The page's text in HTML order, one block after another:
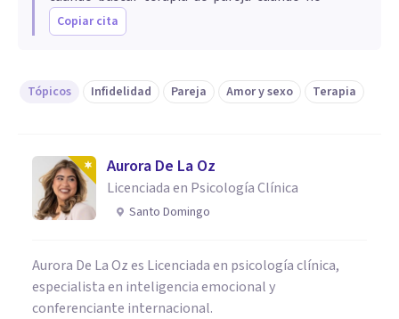
Copiar cita
Tópicos Infidelidad Pareja Amor y sexo Terapia
Aurora De La Oz
Licenciada en Psicología Clínica
Santo Domingo
Aurora De La Oz es Licenciada en psicología clínica,
especialista en inteligencia emocional y
conferenciante internacional.